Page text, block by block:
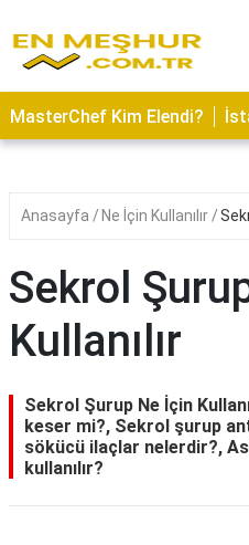
ASTROLOJİ
SAĞLIK
YERLER
BAKIMI
KAMP
ALANLARI
MasterChef Kim Elendi?
Anasayfa Ne İçin Kullanılır
Sekrol
Kullanılır
Sekrol Şurup Ne İçin
keser mi?, Sekrol şurup
sökücü ilaçlar nelerdir?,
kullanılır?